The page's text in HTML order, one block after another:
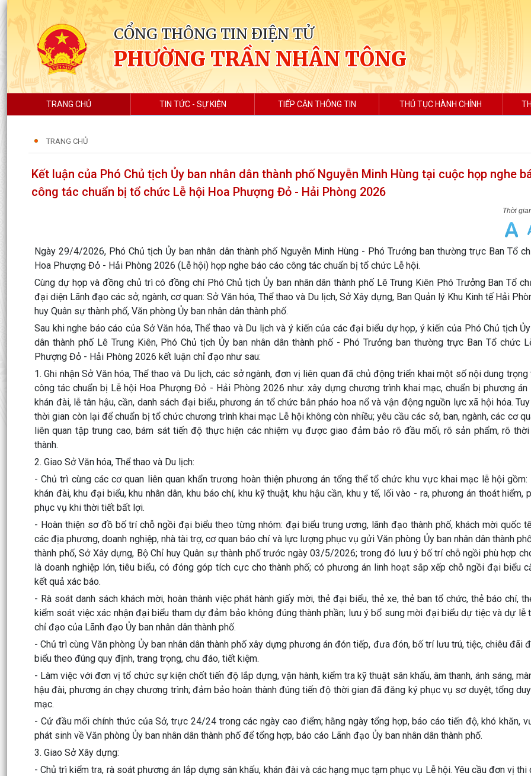
CỔNG THÔNG TIN ĐIỆN TỬ
PHƯỜNG TRẦN NHÂN TÔNG
TRANG CHỦ TIN TỨC - SỰ KIỆN TIẾP CẬN THÔNG TIN THỦ TỤC HÀNH CHÍNH
TRANG CHỦ
Kết luận của Phó Chủ tịch Ủy ban nhân dân thành phố Nguyễn Minh Hùng tại cuộc họp nghe
công tác chuẩn bị tổ chức Lễ hội Hoa Phượng Đỏ - Hải Phòng 2026
Ngày 29/4/2026, Phó Chủ tịch Ủy ban nhân dân thành phố Nguyễn Minh Hùng - Phó Trưởng ban thường trực Ban Tổ
Hoa Phượng Đỏ - Hải Phòng 2026 (Lễ hội) họp nghe báo cáo công tác chuẩn bị tổ chức Lễ hội.
Cùng dự họp và đồng chủ trì có đồng chí Phó Chủ tịch Ủy ban nhân dân thành phố Lê Trung Kiên Phó Trưởng Ban Tổ
đại diện Lãnh đạo các sở, ngành, cơ quan: Sở Văn hóa, Thể thao và Du lịch, Sở Xây dựng, Ban Quản lý Khu Kinh tế Hải
huy Quân sự thành phố, Văn phòng Ủy ban nhân dân thành phố.
Sau khi nghe báo cáo của Sở Văn hóa, Thể thao và Du lịch và ý kiến của các đại biểu dự họp, ý kiến của Phó Chủ tịch
dân thành phố Lê Trung Kiên, Phó Chủ tịch Ủy ban nhân dân thành phố - Phó Trưởng ban thường trực Ban Tổ chức
Phượng Đỏ - Hải Phòng 2026 kết luận chỉ đạo như sau:
1. Ghi nhận Sở Văn hóa, Thể thao và Du lịch, các sở ngành, đơn vị liên quan đã chủ động triển khai một số nội dung
công tác chuẩn bị Lễ hội Hoa Phượng Đỏ - Hải Phòng 2026 như: xây dựng chương trình khai mạc, chuẩn bị phương án
khán đài, lễ tân hậu, cần, danh sách đại biểu, phương án tổ chức bắn pháo hoa nổ và vận động nguồn lực xã hội hóa.
thời gian còn lại để chuẩn bị tổ chức chương trình khai mạc Lễ hội không còn nhiều; yêu cầu các sở, ban, ngành, các cơ
liên quan tập trung cao, bám sát tiến độ thực hiện các nhiệm vụ được giao đảm bảo rõ đầu mối, rõ sản phẩm, rõ thời
thành.
2. Giao Sở Văn hóa, Thể thao và Du lịch:
- Chủ trì cùng các cơ quan liên quan khẩn trương hoàn thiện phương án tổng thể tổ chức khu vực khai mạc lễ hội gồm:
khán đài, khu đại biểu, khu nhân dân, khu báo chí, khu kỹ thuật, khu hậu cần, khu y tế, lối vào - ra, phương án thoát hiểm,
phục vụ khi thời tiết bất lợi.
- Hoàn thiện sơ đồ bố trí chỗ ngồi đại biểu theo từng nhóm: đại biểu trung ương, lãnh đạo thành phố, khách mời quốc
các địa phương, doanh nghiệp, nhà tài trợ, cơ quan báo chí và lực lượng phục vụ gửi Văn phòng Ủy ban nhân dân thành
thành phố, Sở Xây dựng, Bộ Chỉ huy Quân sự thành phố trước ngày 03/5/2026; trong đó lưu ý bố trí chỗ ngồi phù hợp
là doanh nghiệp lớn, tiêu biểu, có đóng góp tích cực cho thành phố; có phương án linh hoạt sắp xếp chỗ ngồi đại biểu
kết quả xác báo.
- Rà soát danh sách khách mời, hoàn thành việc phát hành giấy mời, thẻ đại biểu, thẻ xe, thẻ ban tổ chức, thẻ báo chí,
kiểm soát việc xác nhận đại biểu tham dự đảm bảo không đúng thành phần; lưu ý bổ sung mời đại biểu dự tiệc và dự lễ
chỉ đạo của Lãnh đạo Ủy ban nhân dân thành phố.
- Chủ trì cùng Văn phòng Ủy ban nhân dân thành phố xây dựng phương án đón tiếp, đưa đón, bố trí lưu trú, tiệc, chiêu đãi
biểu theo đúng quy định, trang trọng, chu đáo, tiết kiệm.
- Làm việc với đơn vị tổ chức sự kiện chốt tiến độ lắp dựng, vận hành, kiểm tra kỹ thuật sân khấu, âm thanh, ánh sáng,
hậu đài, phương án chạy chương trình; đảm bảo hoàn thành đúng tiến độ thời gian đã đăng ký phục vụ sơ duyệt, tổng
mạc.
- Cử đầu mối chính thức của Sở, trực 24/24 trong các ngày cao điểm; hằng ngày tổng hợp, báo cáo tiến độ, khó khăn,
phát sinh về Văn phòng Ủy ban nhân dân thành phố để tổng hợp, báo cáo Lãnh đạo Ủy ban nhân dân thành phố.
3. Giao Sở Xây dựng:
- Chủ trì kiểm tra, rà soát phương án lắp dựng sân khấu, khán đài và các hạng mục tạm phục vụ Lễ hội. Yêu cầu đơn vị thi